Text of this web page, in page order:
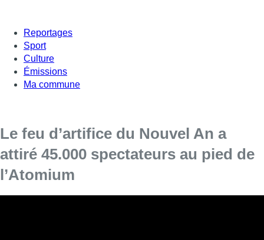
Reportages
Sport
Culture
Émissions
Ma commune
Le feu d’artifice du Nouvel An a
attiré 45.000 spectateurs au pied de
l’Atomium